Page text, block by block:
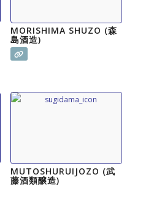
MORISHIMA SHUZO (森
島酒造)
MUTOSHURUIJOZO (武
藤酒類醸造)